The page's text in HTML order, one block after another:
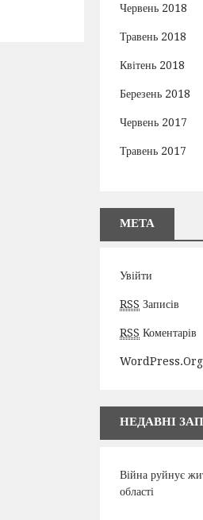
Червень 2018
Травень 2018
Квітень 2018
Березень 2018
Червень 2017
Травень 2017
МЕТА
Увійти
RSS Записів
RSS Коментарів
WordPress.org
НЕДАВНІ
Війна руйнує
області